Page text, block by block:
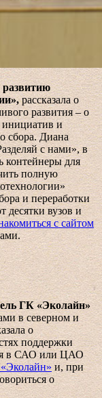
развитию
рассказала о
развития – о
инициатив и
сбора. Диана
с нами», в
контейнеры для
полную
и переработки
десятки вузов и
с сайтом
ГК «Эколайн»
в северном и
о
поддержки
в САО или ЦАО
«Эколайн» и, при
о